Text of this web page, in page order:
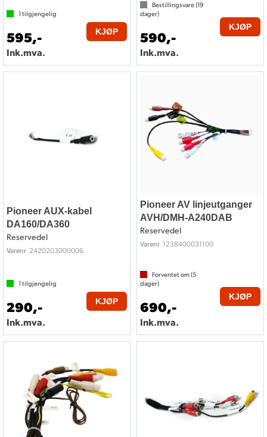
1 tilgjengelig
595,-
Ink.mva.
KJØP
Bestillingsvare (19
dager)
590,-
Ink.mva.
KJØP
Pioneer AUX-kabel
DA160/DA360
Reservedel
Varenr 2420203000006
1 tilgjengelig
290,-
Ink.mva.
KJØP
Pioneer AV linjeutganger
AVH/DMH-A240DAB
Reservedel
Varenr 1238400031100
Forventet om (5
dager)
690,-
Ink.mva.
KJØP